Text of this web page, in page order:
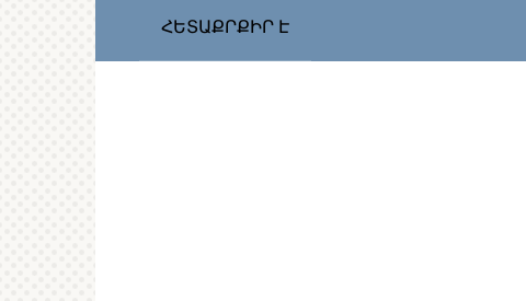
ՀԵՏԱՔՐՔԻՐ Է